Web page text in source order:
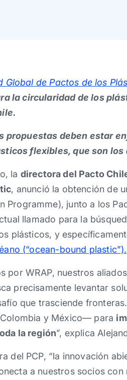
Global de Pactos de los
la circularidad de los
propuestas deben estar
flexibles, que son
la directora del Pacto
, anunció la obtención de
Programme), junto a los
llamado para la
plásticos, y
(“ocean-bound plastic”).
por WRAP, nuestros
precisamente levantar
que trasciende
y México— para
la región”, explica
del PCP, “la innovación
a nuestros socios